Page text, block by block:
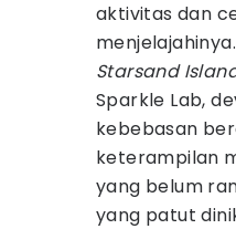
aktivitas dan
menjelajahinya.
Starsand
Sparkle Lab,
kebebasan
keterampilan
yang belum
yang patut